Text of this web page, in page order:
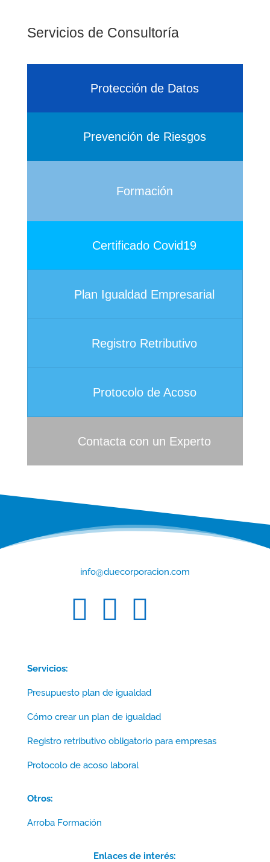
Servicios de Consultoría
Protección de Datos
Prevención de Riesgos
Formación
Certificado Covid19
Plan Igualdad Empresarial
Registro Retributivo
Protocolo de Acoso
Contacta con un Experto
info@duecorporacion.com
  
Servicios:
Presupuesto plan de igualdad
Cómo crear un plan de igualdad
Registro retributivo obligatorio para empresas
Protocolo de acoso laboral
Otros:
Arroba Formación
Enlaces de interés: